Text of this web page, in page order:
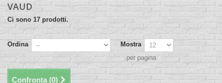
VAUD
Ci sono 17 prodotti.
Ordina
Mostra
per pagina
Confronta (0)